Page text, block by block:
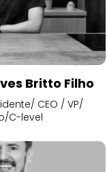
Britto Filho
CEO / VP/
C-level